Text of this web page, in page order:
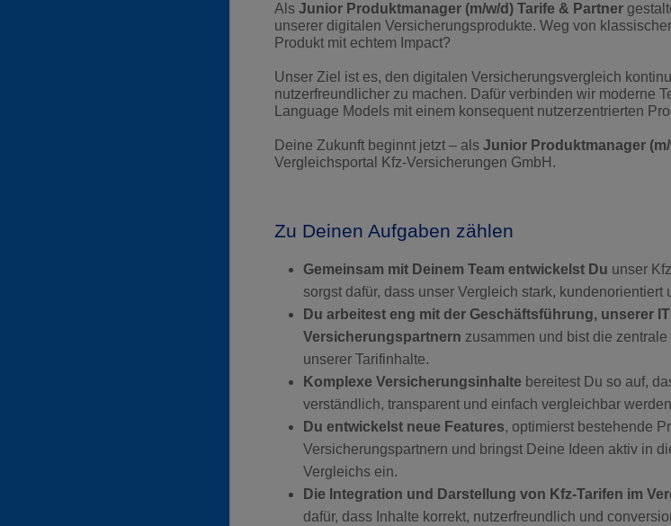
Als Junior Produktmanager (m/w/d) Tarife & Partner
unserer digitalen Versicherungsprodukte. Weg von
Produkt mit echtem Impact?
Unser Ziel ist es, den digitalen Versicherungsvergleich
nutzerfreundlicher zu machen. Dafür verbinden wir moderne
Language Models mit einem konsequent nutzerzentrierten
Deine Zukunft beginnt jetzt – als Junior Produktmanager
Vergleichsportal Kfz-Versicherungen GmbH.
Zu Deinen Aufgaben zählen
Gemeinsam mit Deinem Team entwickelst Du unser
sorgst dafür, dass unser Vergleich stark, kundenorientiert
Du arbeitest eng mit der Geschäftsführung, unserer
Versicherungspartnern zusammen und bist die
unserer Tarifinhalte.
Komplexe Versicherungsinhalte bereitest Du so auf,
verständlich, transparent und einfach vergleichbar
Du entwickelst neue Features, optimierst bestehende
Versicherungspartnern und bringst Deine Ideen aktiv in
Vergleichs ein.
Die Integration und Darstellung von Kfz-Tarifen im
dafür, dass Inhalte korrekt, nutzerfreundlich und